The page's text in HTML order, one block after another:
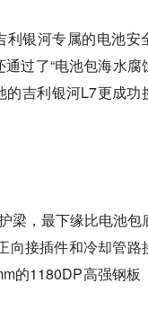
利银河专属的电池安
过了“电池包海水腐
的吉利银河L7更成功
梁，最下缘比电池包
向接插件和冷却管路
的1180DP高强钢板